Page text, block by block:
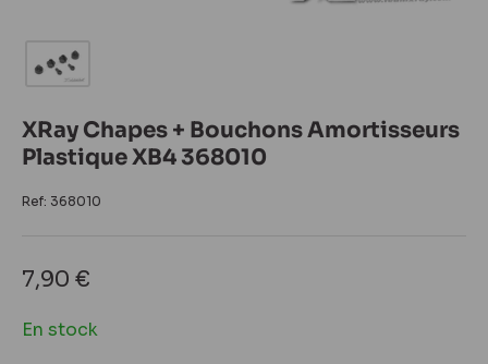
XRay Chapes + Bouchons Amortisseurs
Plastique XB4 368010
Ref: 368010
Prix
7,90 €
En stock